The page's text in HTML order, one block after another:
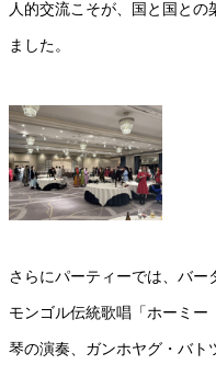
人的交流こそが、国と国との
ました。
さらにパーティーでは、バー
モンゴル伝統歌唱「ホーミ
琴の演奏、ガンホヤグ・バト